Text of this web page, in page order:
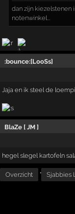
dan zijn kiezelstenen
notenwinkel...
:bounce:[LooSs]
Jaja en ik steel de
BlaZe [ JM ]
hegel slegel kartofeln
Overzicht " Sjabbies